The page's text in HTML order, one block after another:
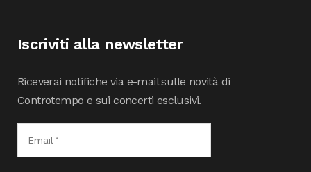
Iscriviti alla newsletter
Riceverai notifiche via e-mail sulle novità di
Controtempo e sui concerti esclusivi.